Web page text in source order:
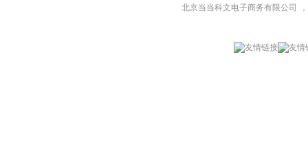
北京当当科文电子商务有限公司